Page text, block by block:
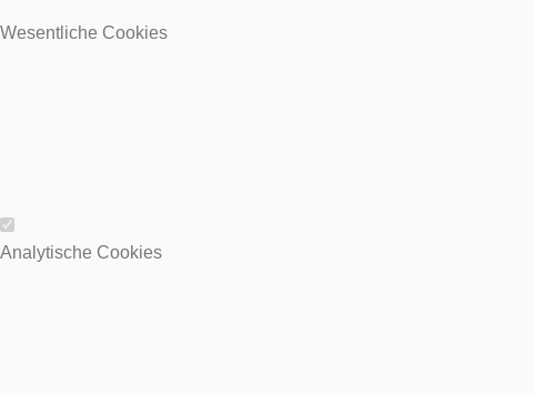
Wesentliche Cookies
Wesentliche Cookies
Analytische Cookies